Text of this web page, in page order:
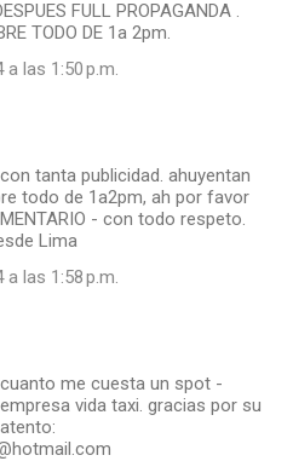
FULL PROPAGANDA .
TODO DE 1a 2pm.
las 1:50 p.m.
tanta publicidad. ahuyentan
todo de 1a2pm, ah por favor
- con todo respeto.
Lima
las 1:58 p.m.
me cuesta un spot -
vida taxi. gracias por su